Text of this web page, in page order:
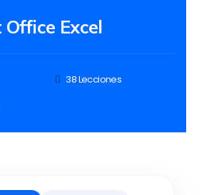
Excel
38 Lecciones